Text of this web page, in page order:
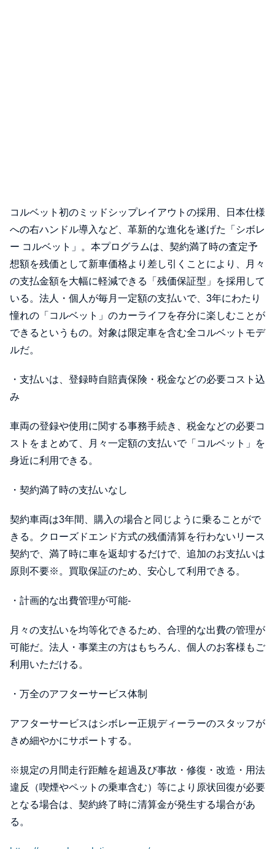
コルベット初のミッドシップレイアウトの採用、日本仕様
への右ハンドル導入など、革新的な進化を遂げた「シボレ
ー コルベット」。本プログラムは、契約満了時の査定予
想額を残価として新車価格より差し引くことにより、月々
の支払金額を大幅に軽減できる「残価保証型」を採用して
いる。法人・個人が毎月一定額の支払いで、3年にわたり
憧れの「コルベット」のカーライフを存分に楽しむことが
できるというもの。対象は限定車を含む全コルベットモデ
ルだ。
・支払いは、登録時自賠責保険・税金などの必要コスト込
み
車両の登録や使用に関する事務手続き、税金などの必要コ
ストをまとめて、月々一定額の支払いで「コルベット」を
身近に利用できる。
・契約満了時の支払いなし
契約車両は3年間、購入の場合と同じように乗ることがで
きる。クローズドエンド方式の残価清算を行わないリース
契約で、満了時に車を返却するだけで、追加のお支払いは
原則不要※。買取保証のため、安心して利用できる。
・計画的な出費管理が可能-
月々の支払いを均等化できるため、合理的な出費の管理が
可能だ。法人・事業主の方はもちろん、個人のお客様もご
利用いただける。
・万全のアフターサービス体制
アフターサービスはシボレー正規ディーラーのスタッフが
きめ細やかにサポートする。
※規定の月間走行距離を超過及び事故・修復・改造・用法
違反（喫煙やペットの乗車含む）等により原状回復が必要
となる場合は、契約終了時に清算金が発生する場合があ
る。